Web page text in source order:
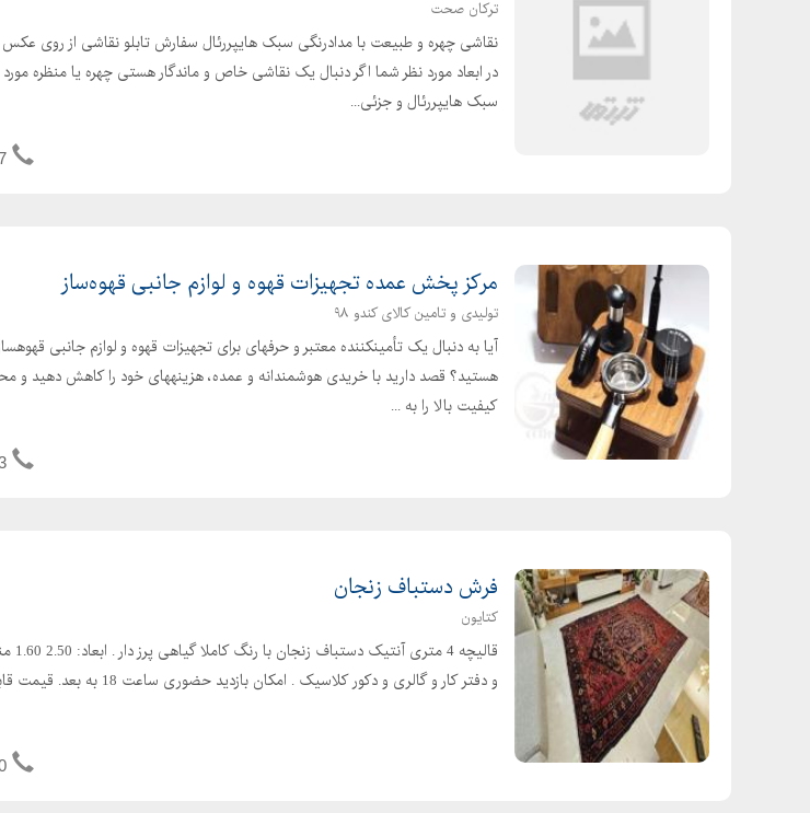
حصیر بوریا شیراز
حصیر چوبی برای بالکن دست دوم ارزان
حصیر چوبی دیوار
حصیر چوبی شیراز
حصیر سنتی در مشهد
حصیر فروشی در تبریز
حصیر فروشی در شرق تهران
حصیر فروشی در قزوین
خرید حصیر بامبو
خرید حصیر پل چوبی
خرید حصیر چوبی در اصفهان
دیوار چوبی باغ
زیر انداز حصیری الماس
زیر انداز حصیری پلاستیکی
ترکان صحت
نقاشی چهره و طبیعت با مدادرنگی سبک هایپررئال سفارش تابلو نقاشی از روی عکس
در ابعاد مورد نظر شما اگر دنبال یک نقاشی خاص و ماندگار هستی چهره یا منظره مورد
سبک هایپررئال و جزئی...
مرکز پخش عمده تجهیزات قهوه و لوازم جانبی قهوه‌ساز
تولیدی و تامین کالای کندو ۹۸
آیا به دنبال یک تأمینکننده معتبر و حرفهای برای تجهیزات قهوه و لوازم جانبی
هستید؟ قصد دارید با خریدی هوشمندانه و عمده، هزینههای خود را کاهش دهید و
کیفیت بالا را به ...
فرش دستباف زنجان
کتایون
قالیچه
و دفتر کار و گالری و دکور کلاسیک . امکان بازدید حضوری ساعت 18 به بعد. قیمت قابل مذاکره